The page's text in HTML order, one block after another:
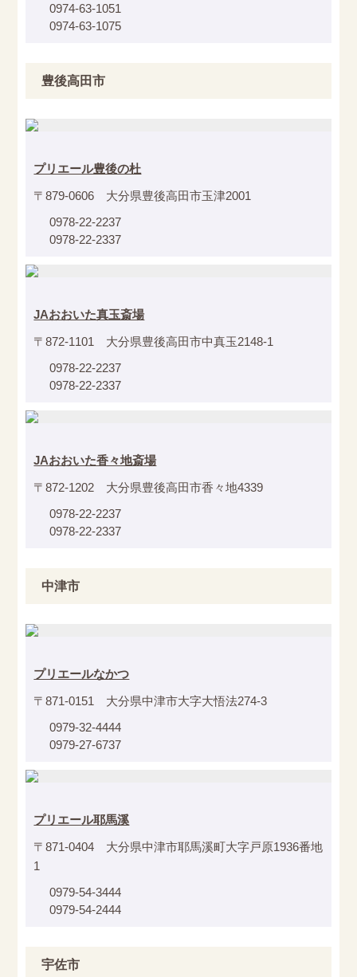
0974-63-1051
0974-63-1075
豊後高田市
プリエール豊後の杜
〒879-0606 大分県豊後高田市玉津2001
0978-22-2237
0978-22-2337
JAおおいた真玉斎場
〒872-1101 大分県豊後高田市中真玉2148-1
0978-22-2237
0978-22-2337
JAおおいた香々地斎場
〒872-1202 大分県豊後高田市香々地4339
0978-22-2237
0978-22-2337
中津市
プリエールなかつ
〒871-0151 大分県中津市大字大悟法274-3
0979-32-4444
0979-27-6737
プリエール耶馬溪
〒871-0404 大分県中津市耶馬溪町大字戸原1936番地
1
0979-54-3444
0979-54-2444
宇佐市